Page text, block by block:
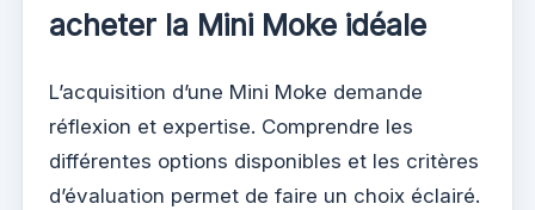
acheter la Mini Moke idéale
L’acquisition d’une Mini Moke demande
réflexion et expertise. Comprendre les
différentes options disponibles et les critères
d’évaluation permet de faire un choix éclairé.